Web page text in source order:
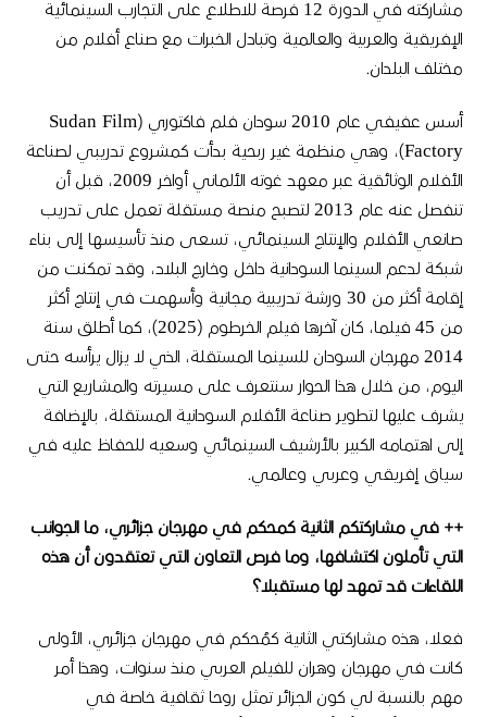
مشاركته في الدورة 12 فرصة للاطلاع على التجارب السينمائية
الإفريقية والعربية والعالمية وتبادل الخبرات مع صناع أفلام من
مختلف البلدان.
أسس عفيفي عام 2010 سودان فلم فاكتوري (Sudan Film
Factory)، وهي منظمة غير ربحية بدأت كمشروع تدريبي لصناعة
الأفلام الوثائقية عبر معهد غوته الألماني أواخر 2009، قبل أن
تنفصل عنه عام 2013 لتصبح منصة مستقلة تعمل على تدريب
صانعي الأفلام والإنتاج السينمائي، تسعى منذ تأسيسها إلى بناء
شبكة لدعم السينما السودانية داخل وخارج البلاد، وقد تمكنت من
إقامة أكثر من 30 ورشة تدريبية مجانية وأسهمت في إنتاج أكثر
من 45 فيلما، كان آخرها فيلم الخرطوم (2025)، كما أطلق سنة
2014 مهرجان السودان للسينما المستقلة، الذي لا يزال يرأسه حتى
اليوم، من خلال هذا الحوار سنتعرف على مسيرته والمشاريع التي
يشرف عليها لتطوير صناعة الأفلام السودانية المستقلة، بالإضافة
إلى اهتمامه الكبير بالأرشيف السينمائي وسعيه للحفاظ عليه في
سياق إفريقي وعربي وعالمي.
++ في مشاركتكم الثانية كمحكم في مهرجان جزائري، ما الجوانب
التي تأملون اكتشافها، وما فرص التعاون التي تعتقدون أن هذه
اللقاءات قد تمهد لها مستقبلا؟
فعلا، هذه مشاركتي الثانية كمُحكم في مهرجان جزائري، الأولى
كانت في مهرجان وهران للفيلم العربي منذ سنوات، وهذا أمر
مهم بالنسبة لي كون الجزائر تمثل روحا ثقافية خاصة في